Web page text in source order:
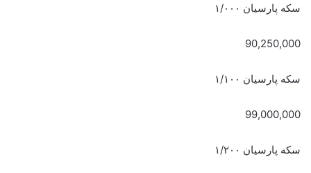
سکه پارسیان ۱/۰۰۰
90,250,000
سکه پارسیان ۱/۱۰۰
99,000,000
سکه پارسیان ۱/۲۰۰